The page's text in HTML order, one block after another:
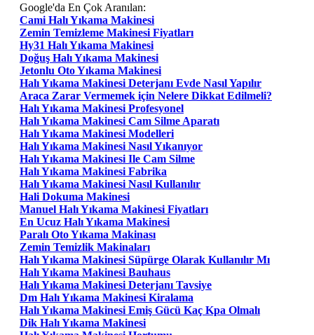
Google'da En Çok Aranılan:
Cami Halı Yıkama Makinesi
Zemin Temizleme Makinesi Fiyatları
Hy31 Halı Yıkama Makinesi
Doğuş Halı Yıkama Makinesi
Jetonlu Oto Yıkama Makinesi
Halı Yıkama Makinesi Deterjanı Evde Nasıl Yapılır
Araca Zarar Vermemek için Nelere Dikkat Edilmeli?
Halı Yıkama Makinesi Profesyonel
Halı Yıkama Makinesi Cam Silme Aparatı
Halı Yıkama Makinesi Modelleri
Halı Yıkama Makinesi Nasıl Yıkanıyor
Halı Yıkama Makinesi Ile Cam Silme
Halı Yıkama Makinesi Fabrika
Halı Yıkama Makinesi Nasıl Kullanılır
Hali Dokuma Makinesi
Manuel Halı Yıkama Makinesi Fiyatları
En Ucuz Halı Yıkama Makinesi
Paralı Oto Yıkama Makinası
Zemin Temizlik Makinaları
Halı Yıkama Makinesi Süpürge Olarak Kullanılır Mı
Halı Yıkama Makinesi Bauhaus
Halı Yıkama Makinesi Deterjanı Tavsiye
Dm Halı Yıkama Makinesi Kiralama
Halı Yıkama Makinesi Emiş Gücü Kaç Kpa Olmalı
Dik Halı Yıkama Makinesi